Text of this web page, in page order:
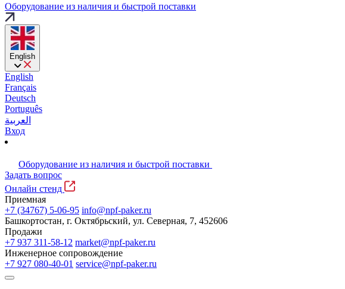
Оборудование из наличия и быстрой поставки
English
English
Français
Deutsch
Português
العربية
Вход
Оборудование из наличия и быстрой поставки
Задать вопрос
Онлайн стенд
Приемная
+7 (34767) 5-06-95 info@npf-paker.ru
Башкортостан, г. Октябрьский, ул. Северная, 7, 452606
Продажи
+7 937 311-58-12 market@npf-paker.ru
Инженерное сопровождение
+7 927 080-40-01 service@npf-paker.ru